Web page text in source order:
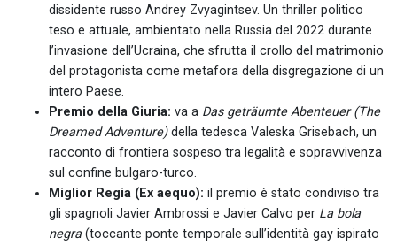
dissidente russo Andrey Zvyagintsev. Un thriller politico
teso e attuale, ambientato nella Russia del 2022 durante
l’invasione dell’Ucraina, che sfrutta il crollo del matrimonio
del protagonista come metafora della disgregazione di un
intero Paese.
Premio della Giuria: va a Das geträumte Abenteuer (The
Dreamed Adventure)della tedesca Valeska Grisebach, un
racconto di frontiera sospeso tra legalità e sopravvivenza
sul confine bulgaro-turco.
Miglior Regia (Ex aequo): il premio è stato condiviso tra
gli spagnoli Javier Ambrossi e Javier Calvo per La bola
negra(toccante ponte temporale sull’identità gay ispirato